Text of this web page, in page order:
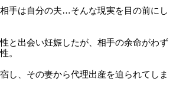
手は自分の夫…そんな現実を目の前にし
と出会い妊娠したが、相手の余命がわず
。
し、その妻から代理出産を迫られてしま